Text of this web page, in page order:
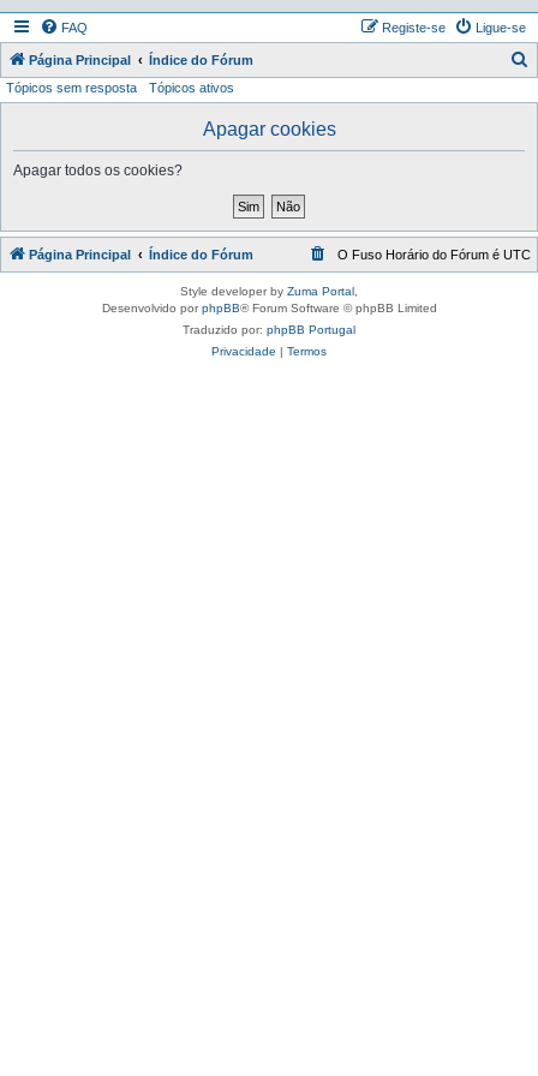
FAQ Ligue-se
Registe-se
Página Principal Índice do Fórum
s
a
Tópicos sem resposta Tópicos ativos
Apagar cookies
Apagar todos os cookies?
Página Principal Índice do Fórum O Fuso Horário do Fórum é UTC
Style developer by Zuma Portal
Desenvolvido porphpBB® Forum Software © phpBB Limited
Traduzido por: phpBB Portugal
Privacidade | Termos